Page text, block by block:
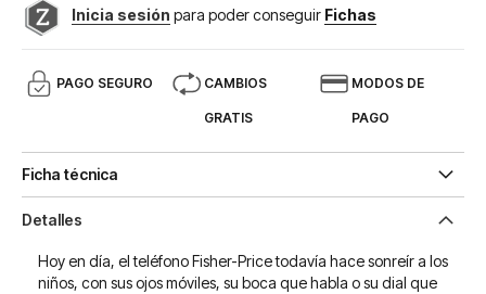
Inicia sesión para poder conseguir Fichas
PAGO SEGURO CAMBIOS
GRATIS
MODOS DE
PAGO
Ficha técnica
Detalles
Hoy en día, el teléfono Fisher-Price todavía hace sonreír a los
niños, con sus ojos móviles, su boca que habla o su dial que